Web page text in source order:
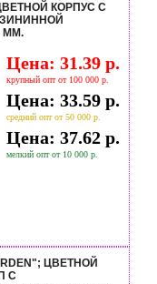
КОРПУС С
Цена: 31.39 р.
крупный опт от 100 000 р.
Цена: 33.59 р.
средний опт от 50 000 р.
Цена: 37.62 р.
мелкий опт от 10 000 р.
ЦВЕТНОЙ
С